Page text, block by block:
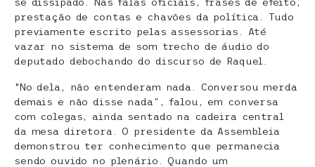
prestação de contas e chavões da política. Tudo
previamente escrito pelas assessorias. Até
vazar no sistema de som trecho de áudio do
deputado debochando do discurso de Raquel.
“No dela, não entenderam nada. Conversou merda
demais e não disse nada”, falou, em conversa
com colegas, ainda sentado na cadeira central
da mesa diretora. O presidente da Assembleia
demonstrou ter conhecimento que permanecia
sendo ouvido no plenário. Quando um